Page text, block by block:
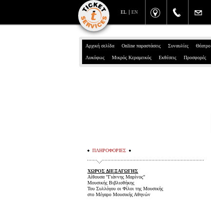
EN
EL
Αρχική σελίδα Online παραστάσεις Συναυλίες Θέατρο
Λυκόφως Μικρός Κεραμεικός Εκθέσεις Προσφορές
ΠΛΗΡΟΦΟΡΙΕΣ
ΧΩΡΟΣ ΔΙΕΞΑΓΩΓΗΣ
Αίθουσα "Γιάννης Μαρίνος"
Μουσικής Βιβλιοθήκης
Του Συλλόγου οι Φίλοι της Μουσικής
στο Μέγαρο Μουσικής Αθηνών